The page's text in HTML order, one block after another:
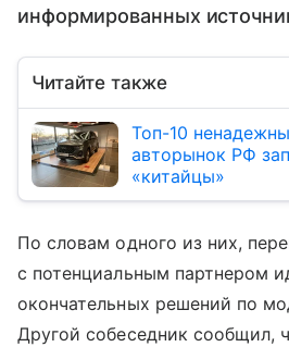
информированных
Читайте также
Топ-10
авторынок РФ
«китайцы»
По словам одного из них,
с потенциальным партнером
окончательных решений по
Другой собеседник сообщил,